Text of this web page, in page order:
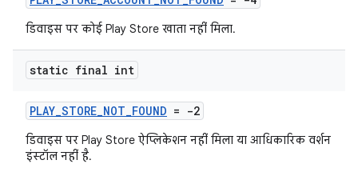
डिवाइस पर कोई Play Store खाता नहीं मिला.
static final int
PLAY_STORE_NOT_FOUND = -2
डिवाइस पर Play Store ऐप्लिकेशन नहीं मिला या आधिकारिक वर्शन
इंस्टॉल नहीं है.